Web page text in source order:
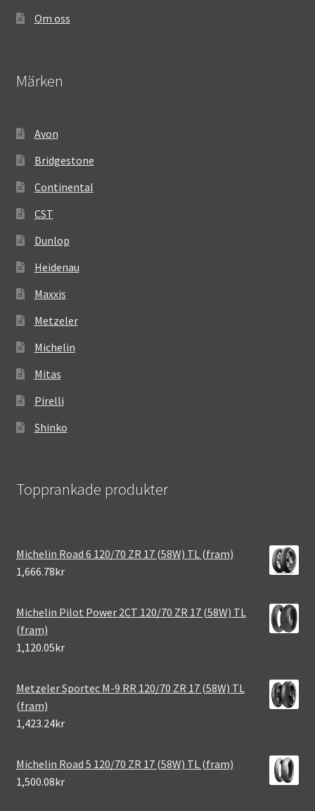
Om oss
Märken
Avon
Bridgestone
Continental
CST
Dunlop
Heidenau
Maxxis
Metzeler
Michelin
Mitas
Pirelli
Shinko
Topprankade produkter
Michelin Road 6 120/70 ZR 17 (58W) TL (fram)
1,666.78kr
Michelin Pilot Power 2CT 120/70 ZR 17 (58W) TL
(fram)
1,120.05kr
Metzeler Sportec M-9 RR 120/70 ZR 17 (58W) TL
(fram)
1,423.24kr
Michelin Road 5 120/70 ZR 17 (58W) TL (fram)
1,500.08kr